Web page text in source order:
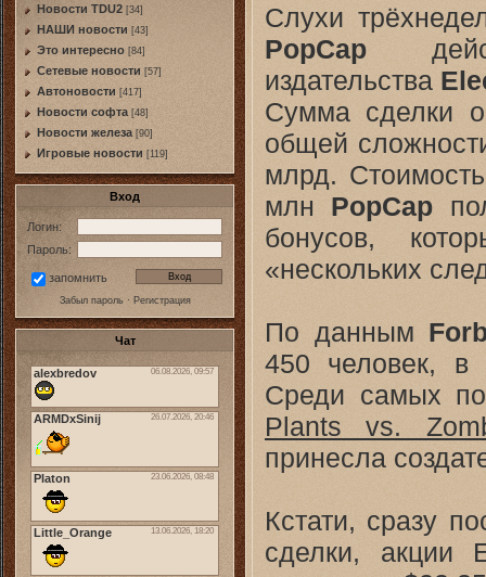
Новости TDU2 [34]
НАШИ новости [43]
Это интересно [84]
Сетевые новости [57]
Автоновости [417]
Новости софта [48]
Новоcти железа [90]
Игровые новости [119]
Вход
Логин:
Пароль:
запомнить
Забыл пароль· Регистрация
Чат
Слухи
PopCap
издательства
Сумма сделки
общей
млрд.
млн PopCap
бонусов,
«нескольких
По данным
450 человек, в
Среди самых
Plants vs.
принесла
Кстати, сразу
сделки, акции